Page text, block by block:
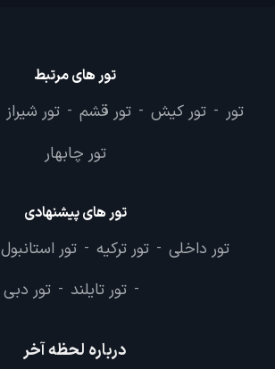
تور های مرتبط
تور - تور کیش - تور قشم - تور شیراز
تور چابهار
تور های پیشنهادی
تور داخلی - تور ترکیه - تور استانبول
- تور تایلند - تور دبی
درباره لحظه آخر